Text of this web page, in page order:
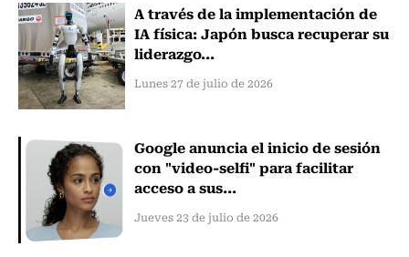
A través de la implementación de
IA física: Japón busca recuperar su
liderazgo...
Lunes 27 de julio de 2026
Google anuncia el inicio de sesión
con "video-selfi" para facilitar
acceso a sus...
Jueves 23 de julio de 2026